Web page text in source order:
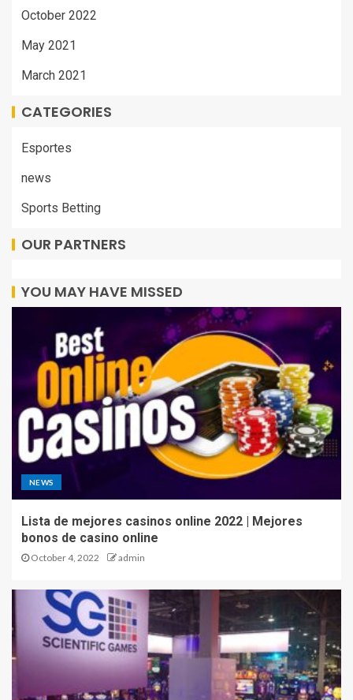
October 2022
May 2021
March 2021
CATEGORIES
Esportes
news
Sports Betting
OUR PARTNERS
YOU MAY HAVE MISSED
NEWS
Lista de mejores casinos online 2022 | Mejores
bonos de casino online
October 4, 2022 admin